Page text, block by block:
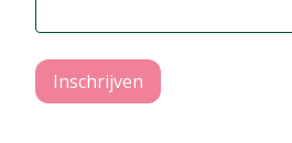
Inschrijven